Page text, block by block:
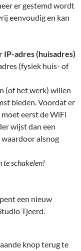
er gestemd wordt
eenvoudig en kan
adres (huisadres)
(fysiek huis- of
(of het werk) willen
bieden. Voordat er
eerst de WiFi
wijst dan een
alsnog
te schakelen!
een nieuw
Tjeerd.
knop terug te